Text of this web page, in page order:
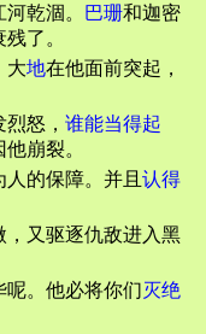
乾涸。 巴珊和迦密
了。
大地在他面前突起，
怒， 谁能当得起
他崩裂。
人的保障。并且 认得
，又驱逐仇敌进入黑
呢。他必将你们灭绝